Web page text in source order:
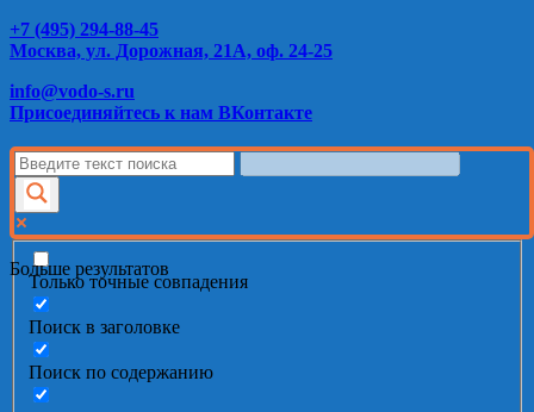
+7 (495) 294-88-45
Москва, ул. Дорожная, 21А, оф. 24-25
info@vodo-s.ru
Присоединяйтесь к нам ВКонтакте
Больше результатов
Только точные совпадения
Поиск в заголовке
Поиск по содержанию